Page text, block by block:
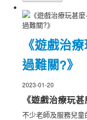
《遊戲治
過難關?》
2023-01-20
《遊戲治療玩
不少老師及服務兒